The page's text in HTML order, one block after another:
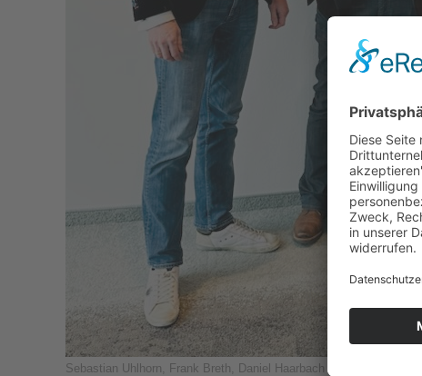
Sebastian Uhlhorn, Frank Breth, Daniel Haarbach und Markus Rathje